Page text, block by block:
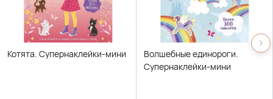
Котята. Супернаклейки-мини
Волшебные единороги.
Супернаклейки-мини